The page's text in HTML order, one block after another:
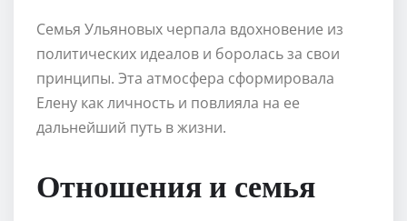
Семья Ульяновых черпала вдохновение из
политических идеалов и боролась за свои
принципы. Эта атмосфера сформировала
Елену как личность и повлияла на ее
дальнейший путь в жизни.
Отношения и семья